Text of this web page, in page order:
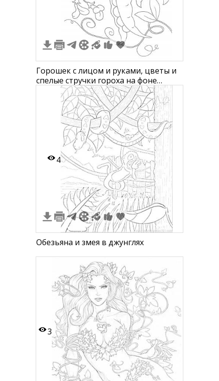
Горошек с лицом и руками, цветы и
спелые стручки гороха на фоне
вьющихся лоз
4
Обезьяна и змея в джунглях
3